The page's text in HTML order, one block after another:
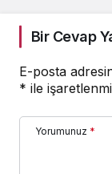
Bir Cevap
E-posta
* ile
Yorumunuz *